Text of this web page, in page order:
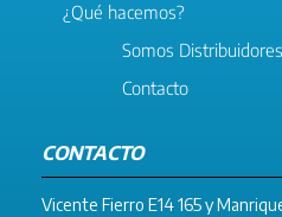
¿Qué hacemos?
Somos Distribuidores
Contacto
CONTACTO
Vicente Fierro E14 165 y